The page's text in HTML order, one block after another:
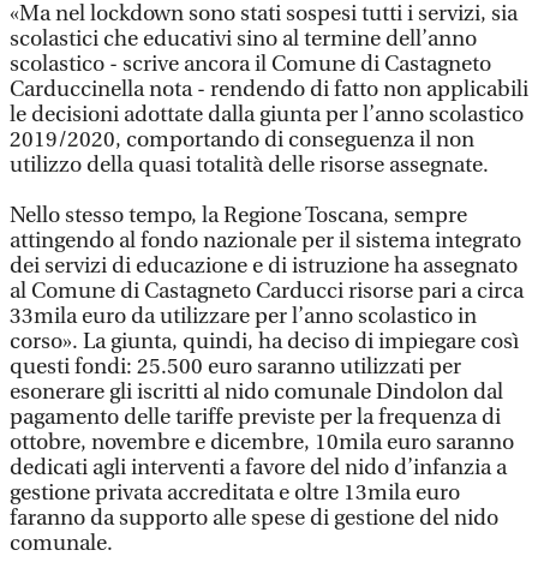
«Ma nel lockdown sono stati sospesi tutti i servizi, sia
scolastici che educativi sino al termine dell’anno
scolastico - scrive ancora il Comune di Castagneto
Carduccinella nota - rendendo di fatto non applicabili
le decisioni adottate dalla giunta per l’anno scolastico
2019/2020, comportando di conseguenza il non
utilizzo della quasi totalità delle risorse assegnate.
Nello stesso tempo, la Regione Toscana, sempre
attingendo al fondo nazionale per il sistema integrato
dei servizi di educazione e di istruzione ha assegnato
al Comune di Castagneto Carducci risorse pari a circa
33mila euro da utilizzare per l’anno scolastico in
corso». La giunta, quindi, ha deciso di impiegare così
questi fondi: 25.500 euro saranno utilizzati per
esonerare gli iscritti al nido comunale Dindolon dal
pagamento delle tariffe previste per la frequenza di
ottobre, novembre e dicembre, 10mila euro saranno
dedicati agli interventi a favore del nido d’infanzia a
gestione privata accreditata e oltre 13mila euro
faranno da supporto alle spese di gestione del nido
comunale.